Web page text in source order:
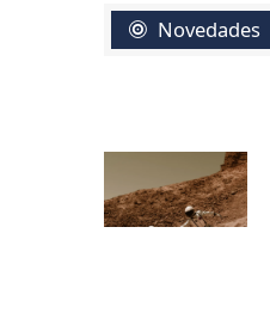
Novedades